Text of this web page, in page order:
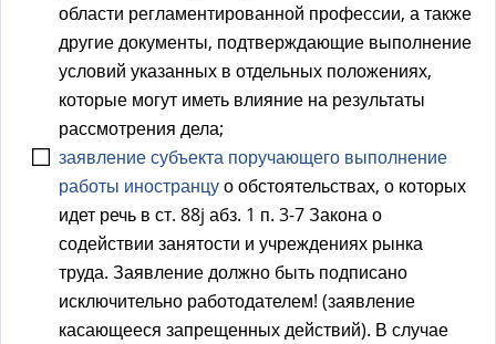
области регламентированной профессии, а также
другие документы, подтверждающие выполнение
условий указанных в отдельных положениях,
которые могут иметь влияние на результаты
рассмотрения дела;
заявление субъекта поручающего выполнение
работы иностранцуо обстоятельствах, о которых
идет речь в ст. 88j абз. 1 п. 3-7 Закона о
содействии занятости и учреждениях рынка
труда. Заявление должно быть подписано
исключительно работодателем! (заявление
касающееся запрещенных действий). В случае